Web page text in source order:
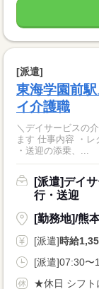
[派遣]
東海学園前
イ介護職
＼デイサービスの
ます 仕事内容 ・
・送迎の添乗、...
[派遣]デイ
行・送迎
[勤務地]/熊
[派遣]時給
[派遣]07:30〜
★休日 シフト